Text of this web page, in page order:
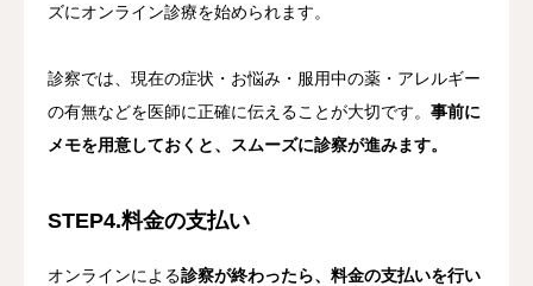
ズにオンライン診療を始められます。
診察では、現在の症状・お悩み・服用中の薬・アレルギー
の有無などを医師に正確に伝えることが大切です。 事前に
メモを用意しておくと、スムーズに診察が進みます。
STEP4.料金の支払い
オンラインによる診察が終わったら、料金の支払いを行い